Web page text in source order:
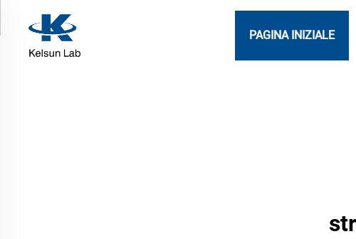
PAGINA INIZIALE